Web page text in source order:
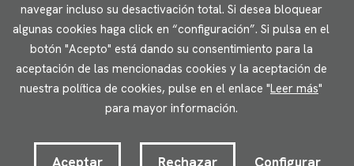
Lunes a jueves
9.00 - 15.00
Viernes
9:00 - 14:00
Aviso legal Política de privacidad
Uso de cookies
Accesibilidad
navegar incluso su desactivación total. Si desea bloquear
algunas cookies haga click en “configuración”. Si pulsa en el
botón "Acepto" está dando su consentimiento para la
aceptación de las mencionadas cookies y la aceptación de
nuestra política de cookies, pulse en el enlace "Leer más"
para mayor información.
Aceptar Rechazar Configurar